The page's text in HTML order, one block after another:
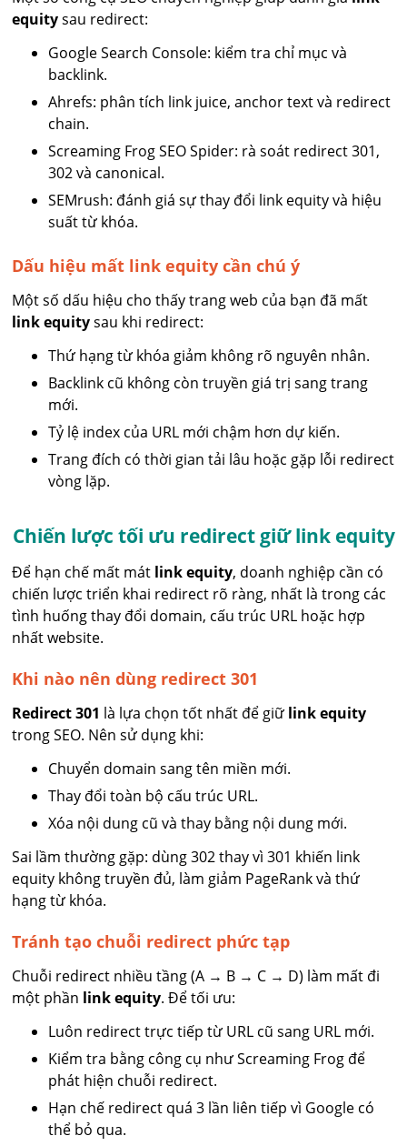
equitysau redirect:
Google Search Console: kiểm tra chỉ mục và
backlink.
Ahrefs: phân tích link juice, anchor text và redirect
chain.
Screaming Frog SEO Spider: rà soát redirect 301,
302 và canonical.
SEMrush: đánh giá sự thay đổi link equity và hiệu
suất từ khóa.
Dấu hiệu mất link equity cần chú ý
Một số dấu hiệu cho thấy trang web của bạn đã mất
link equitysau khi redirect:
Thứ hạng từ khóa giảm không rõ nguyên nhân.
Backlink cũ không còn truyền giá trị sang trang
mới.
Tỷ lệ index của URL mới chậm hơn dự kiến.
Trang đích có thời gian tải lâu hoặc gặp lỗi redirect
vòng lặp.
Chiến lược tối ưu redirect giữ link equity
Để hạn chế mất mát link equity, doanh nghiệp cần có
chiến lược triển khai redirect rõ ràng, nhất là trong các
tình huống thay đổi domain, cấu trúc URL hoặc hợp
nhất website.
Khi nào nên dùng redirect 301
Redirect 301 là lựa chọn tốt nhất để giữ link equity
trong SEO. Nên sử dụng khi:
Chuyển domain sang tên miền mới.
Thay đổi toàn bộ cấu trúc URL.
Xóa nội dung cũ và thay bằng nội dung mới.
Sai lầm thường gặp: dùng 302 thay vì 301 khiến link
equity không truyền đủ, làm giảm PageRank và thứ
hạng từ khóa.
Tránh tạo chuỗi redirect phức tạp
Chuỗi redirect nhiều tầng (A → B → C → D) làm mất đi
một phần link equity. Để tối ưu:
Luôn redirect trực tiếp từ URL cũ sang URL mới.
Kiểm tra bằng công cụ như Screaming Frog để
phát hiện chuỗi redirect.
Hạn chế redirect quá 3 lần liên tiếp vì Google có
thể bỏ qua.